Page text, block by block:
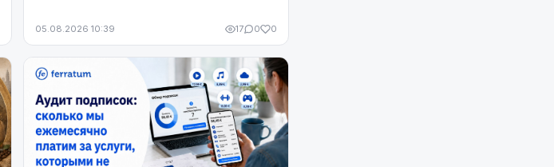
мере, на данный момент - до начала августа.
05.08.2026 10:39 17 0 0